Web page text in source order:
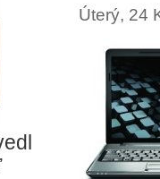
Úterý, 24